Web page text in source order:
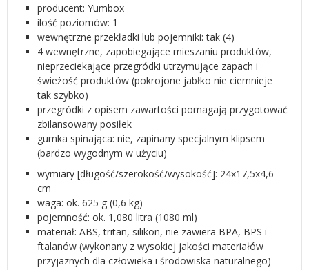
producent: Yumbox
ilość poziomów: 1
wewnętrzne przekładki lub pojemniki: tak (4)
4 wewnętrzne, zapobiegające mieszaniu produktów,
nieprzeciekające przegródki utrzymujące zapach i
świeżość produktów (pokrojone jabłko nie ciemnieje
tak szybko)
przegródki z opisem zawartości pomagają przygotować
zbilansowany posiłek
gumka spinająca: nie, zapinany specjalnym klipsem
(bardzo wygodnym w użyciu)
wymiary [długość/szerokość/wysokość]: 24x17,5x4,6
cm
waga: ok. 625 g (0,6 kg)
pojemność: ok. 1,080 litra (1080 ml)
materiał: ABS, tritan, silikon, nie zawiera BPA, BPS i
ftalanów (wykonany z wysokiej jakości materiałów
przyjaznych dla człowieka i środowiska naturalnego)